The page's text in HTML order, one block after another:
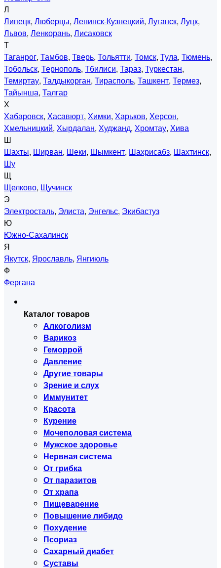
Л
Липецк, Люберцы, Ленинск-Кузнецкий, Луганск, Луцк,
Львов, Ленкорань, Лисаковск
Т
Таганрог, Тамбов, Тверь, Тольятти, Томск, Тула, Тюмень,
Тобольск, Тернополь, Тбилиси, Тараз, Туркестан,
Темиртау, Талдыкорган, Тирасполь, Ташкент, Термез,
Тайынша, Талгар
Х
Хабаровск, Хасавюрт, Химки, Харьков, Херсон,
Хмельницкий, Хырдалан, Худжанд, Хромтау, Хива
Ш
Шахты, Ширван, Шеки, Шымкент, Шахрисабз, Шахтинск,
Шу
Щ
Щелково, Щучинск
Э
Электросталь, Элиста, Энгельс, Экибастуз
Ю
Южно-Сахалинск
Я
Якутск, Ярославль, Янгиюль
Ф
Фергана
Каталог товаров
Алкоголизм
Варикоз
Геморрой
Давление
Другие товары
Зрение и слух
Иммунитет
Красота
Курение
Мочеполовая система
Мужское здоровье
Нервная система
От грибка
От паразитов
От храпа
Пищеварение
Повышение либидо
Похудение
Псориаз
Сахарный диабет
Суставы